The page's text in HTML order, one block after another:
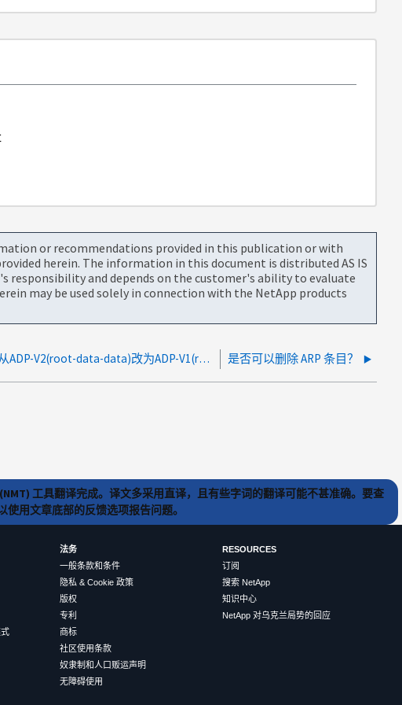
or recommendations provided in this publication or with
herein. The information in this document is distributed AS IS
and depends on the customer's ability to evaluate
may be used solely in connection with the NetApp products
现有环境下可以从ADP-V2(root-data-data)改为ADP-V1(root-data)吗？ 是否可以删除 ARP 条目？
工具翻译完成。译文多采用直译，且有些字词的翻译可能不甚准确。要查
用文章底部的反馈选项报告问题。
法务
一般条款和条件
隐私 & Cookie 政策
版权
专利
商标
社区使用条款
奴隶制和人口贩运声明
无障碍使用
RESOURCES
订阅
搜索 NetApp
知识中心
NetApp 对乌克兰局势的回应